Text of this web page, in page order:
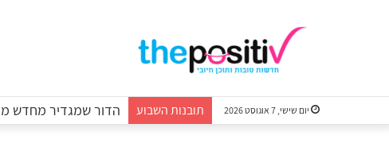
יום שישי, 7 אוגוסט 2026 תובנות השבוע WORLD STORY – התערוכה שהצליחה להפתיע אפילו אותנו